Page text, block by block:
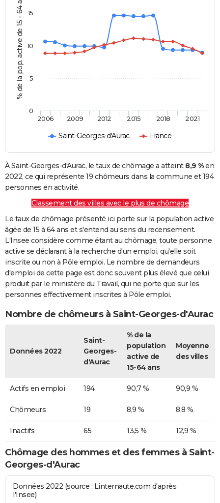
% de la pop. active de 15 - 64 ans
Saint-Georges-d'Aurac France
2006 2009 2012 2015 2018 2021
0
5
10
15
À Saint-Georges-d'Aurac, le taux de chômage a atteint 8,9 %en
2022, ce qui représente 19 chômeurs dans la commune et 194
personnes en activité.
Classement des villes avec le plus de chômage
Le taux de chômage présenté ici porte sur la population active
âgée de 15 à 64 ans et s'entend au sens du recensement.
L'Insee considère comme étant au chômage, toute personne
active se déclarant à la recherche d'un emploi, qu'elle soit
inscrite ou non à Pôle emploi. Le nombre de demandeurs
d'emploi de cette page est donc souvent plus élevé que celui
produit par le ministère du Travail, qui ne porte que sur les
personnes effectivement inscrites à Pôle emploi.
Nombre de chômeurs à Saint-Georges-d'Aurac
Données 2022
Saint-
Georges-
d'Aurac
% de la
population
active de
15-64 ans
Moyenne
des villes
Actifs en emploi 194 90,7 % 90,9 %
Chômeurs 19 8,9 % 8,8 %
Inactifs 65 13,5 % 12,9 %
Chômage des hommes et des femmes à Saint-
Georges-d'Aurac
Données 2022 (source : Linternaute.com d'après
l'Insee)